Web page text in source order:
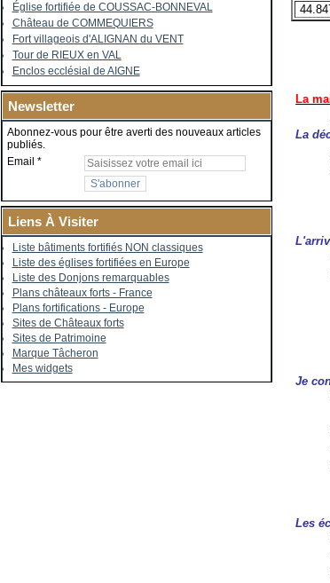
Église fortifiée de COUSSAC-BONNEVAL
Château de COMMEQUIERS
Fort villageois d'ALIGNAN du VENT
Tour de RIEUX en VAL
Enclos ecclésial de AIGNE
Newsletter
Abonnez-vous pour être averti des nouveaux articles
publiés.
Email
Liens À Visiter
Liste bâtiments fortifiés NON classiques
Liste des églises fortifiées en Europe
Liste des Donjons remarquables
Plans châteaux forts - France
Plans fortifications - Europe
Sites de Châteaux forts
Sites de Patrimoine
Marque Tâcheron
Mes widgets
La
La
Je
Les